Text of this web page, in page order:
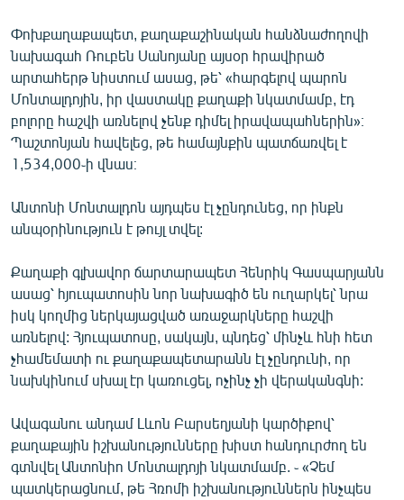
«Ազատության» բոլոր կայքերը
Փոխքաղաքապետ, քաղաքաշինական հանձնաժողովի
նախագահ Ռուբեն Սանոյանը այսօր հրավիրած
արտահերթ նիստում ասաց, թե՝ «հարգելով պարոն
Մոնտալդոյին, իր վաստակը քաղաքի նկատմամբ, էդ
բոլորը հաշվի առնելով չենք դիմել իրավապահներին»։
Պաշտոնյան հավելեց, թե համայնքին պատճառվել է
1,534,000֊ի վնաս։
Անտոնի Մոնտալդոն այդպես էլ չընդունեց, որ ինքն
անպօրինություն է թույլ տվել:
Քաղաքի գլխավոր ճարտարապետ Հենրիկ Գասպարյանն
ասաց՝ հյուպատոսին նոր նախագիծ են ուղարկել՝ նրա
իսկ կողմից ներկայացված առաջարկները հաշվի
առնելով: Հյուպատոսը, սակայն, պնդեց՝ մինչև հնի հետ
չհամեմատի ու քաղաքապետարանն էլ չընդունի, որ
նախկինում սխալ էր կառուցել, ոչինչ չի վերականգնի:
Ավագանու անդամ Լևոն Բարսեղյանի կարծիքով՝
քաղաքային իշխանությունները խիստ հանդուրժող են
գտնվել Անտոնիո Մոնտալդոյի նկատմամբ. ֊ «Չեմ
պատկերացնում, թե Հռոմի իշխանություններն ինչպես